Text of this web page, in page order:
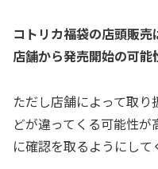
コトリカ福袋の店頭販
店舗から発売開始の可能
ただし店舗によって取
どが違ってくる可能性
に確認を取るようにして